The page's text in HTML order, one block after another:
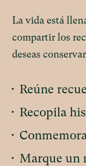
La vida está
compartir los
deseas
• Reúne
• Recopila
•
• Marque un